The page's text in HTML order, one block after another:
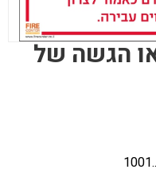
הגשה של